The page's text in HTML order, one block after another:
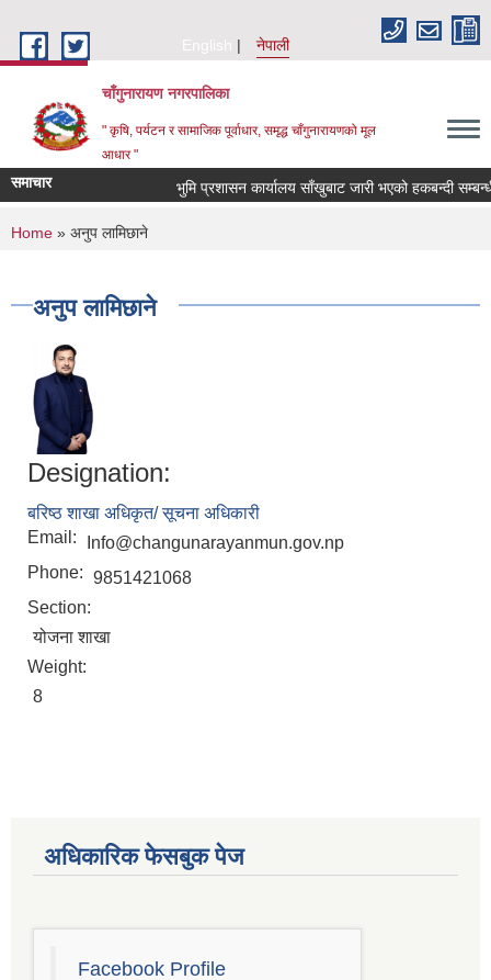
English
नेपाली
चाँगुनारायण नगरपालिका
" कृषि, पर्यटन र सामाजिक पूर्वाधार, समृद्ध चाँगुनारायणको मूल
आधार "
समाचार भुमि प्रशासन कार्यालय साँखुबाट जारी भएको हकबन्दी सम्बन्धी
You are here
Home » अनुप लामिछाने
अनुप लामिछाने
Designation:
बरिष्ठ शाखा अधिकृत/ सूचना अधिकारी
Email:
Info@changunarayanmun.gov.np
Phone: 9851421068
Section:
योजना शाखा
Weight:
8
अधिकारिक फेसबुक पेज
Facebook Profile